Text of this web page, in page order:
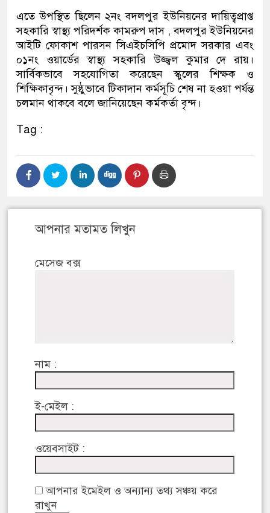
এতে উপস্থিত ছিলেন ২নং বদলপুর ইউনিয়নের দায়িত্বপ্রাপ্ত
সহকারি স্বাস্থ্য পরিদর্শক কামরুপ দাস , বদলপুর ইউনিয়নের
আইটি ফোকাশ পারসন সিএইচসিপি প্রমোদ সরকার এবং
০১নং ওয়ার্ডের স্বাস্থ্য সহকারি উজ্জ্বল কুমার দে রায়।
সার্বিকভাবে সহযোগিতা করেছেন স্কুলের শিক্ষক ও
শিক্ষিকাবৃন্দ। সুষ্ঠুভাবে টিকাদান কর্মসূচি শেষ না হওয়া পর্যন্ত
চলমান থাকবে বলে জানিয়েছেন কর্মকর্তা বৃন্দ।
Tag :
আপনার মতামত লিখুন
মেসেজ বক্স
নাম :
ই-মেইল :
ওয়েবসাইট :
আপনার ইমেইল ও অন্যান্য তথ্য সঞ্চয় করে
রাখুন